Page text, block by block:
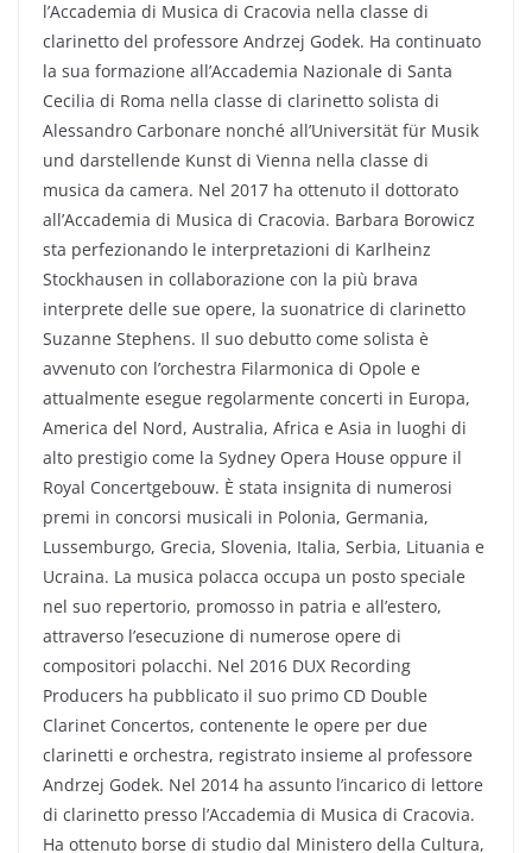
l’Accademia di Musica di Cracovia nella classe di
clarinetto del professore Andrzej Godek. Ha continuato
la sua formazione all’Accademia Nazionale di Santa
Cecilia di Roma nella classe di clarinetto solista di
Alessandro Carbonare nonché all’Universität für Musik
und darstellende Kunst di Vienna nella classe di
musica da camera. Nel 2017 ha ottenuto il dottorato
all’Accademia di Musica di Cracovia. Barbara Borowicz
sta perfezionando le interpretazioni di Karlheinz
Stockhausen in collaborazione con la più brava
interprete delle sue opere, la suonatrice di clarinetto
Suzanne Stephens. Il suo debutto come solista è
avvenuto con l’orchestra Filarmonica di Opole e
attualmente esegue regolarmente concerti in Europa,
America del Nord, Australia, Africa e Asia in luoghi di
alto prestigio come la Sydney Opera House oppure il
Royal Concertgebouw. È stata insignita di numerosi
premi in concorsi musicali in Polonia, Germania,
Lussemburgo, Grecia, Slovenia, Italia, Serbia, Lituania e
Ucraina. La musica polacca occupa un posto speciale
nel suo repertorio, promosso in patria e all’estero,
attraverso l’esecuzione di numerose opere di
compositori polacchi. Nel 2016 DUX Recording
Producers ha pubblicato il suo primo CD Double
Clarinet Concertos, contenente le opere per due
clarinetti e orchestra, registrato insieme al professore
Andrzej Godek. Nel 2014 ha assunto l’incarico di lettore
di clarinetto presso l’Accademia di Musica di Cracovia.
Ha ottenuto borse di studio dal Ministero della Cultura,